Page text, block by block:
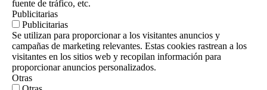
fuente de tráfico, etc.
Publicitarias
Publicitarias
Se utilizan para proporcionar a los visitantes anuncios y
campañas de marketing relevantes. Estas cookies rastrean a los
visitantes en los sitios web y recopilan información para
proporcionar anuncios personalizados.
Otras